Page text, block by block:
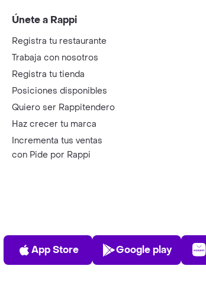
Únete a Rappi
Registra tu restaurante
Trabaja con nosotros
Registra tu tienda
Posiciones disponibles
Quiero ser Rappitendero
Haz crecer tu marca
Incrementa tus ventas
con Pide por Rappi
App Store
App Store
Play Store
Google play